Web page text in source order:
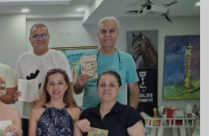
Adana Askeri Hastanesi
“Satılmamalı, amaç dışı
Milletvekili Dr. Müzeyyen Şevkin:
kalıcı barış ve iş birliği sağlanmalı”